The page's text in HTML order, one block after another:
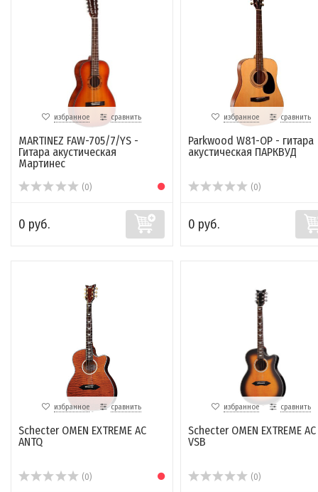
избранное сравнить
MARTINEZ FAW-705/7/YS -
Гитара акустическая
Мартинес
(0)
0 руб.
избранное сравнить
Parkwood W81-OP - гитара
акустическая ПАРКВУД
(0)
0 руб.
избранное сравнить
Schecter OMEN EXTREME AC
ANTQ
(0)
избранное сравнить
Schecter OMEN EXTREME AC
VSB
(0)